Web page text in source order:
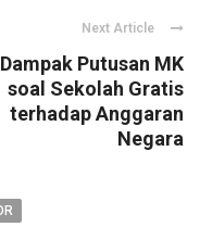
Next Article
Dampak Putusan MK
soal Sekolah Gratis
terhadap Anggaran
Negara